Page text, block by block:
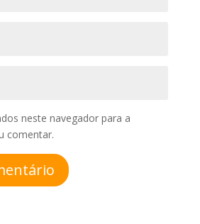
neste navegador para a
comentar.